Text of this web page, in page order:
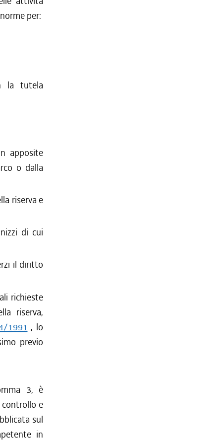
per:
la tutela
apposite
o dalla
riserva e
di cui
il diritto
richieste
riserva,
1991 , lo
previo
3, è
e
sul
in